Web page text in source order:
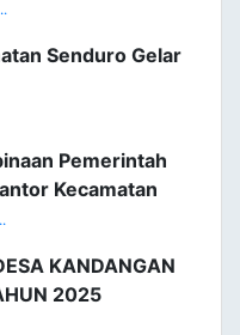
Senduro Gelar
Pemerintah
Kecamatan
KANDANGAN
2025